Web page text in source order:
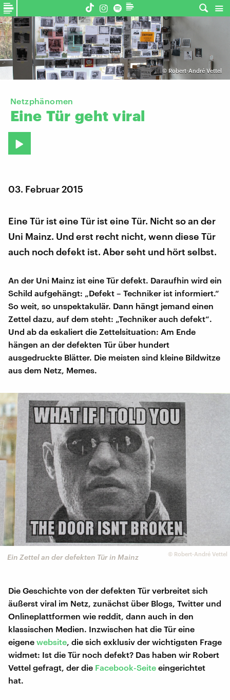
© Robert-André Vettel
Netzphänomen
Eine Tür geht viral
03. Februar 2015
Eine Tür ist eine Tür ist eine Tür. Nicht so an der
Uni Mainz. Und erst recht nicht, wenn diese Tür
auch noch defekt ist. Aber seht und hört selbst.
An der Uni Mainz ist eine Tür defekt. Daraufhin wird ein
Schild aufgehängt: „Defekt – Techniker ist informiert.“
So weit, so unspektakulär. Dann hängt jemand einen
Zettel dazu, auf dem steht: „Techniker auch defekt“.
Und ab da eskaliert die Zettelsituation: Am Ende
hängen an der defekten Tür über hundert
ausgedruckte Blätter. Die meisten sind kleine Bildwitze
aus dem Netz, Memes.
© Robert-André Vettel
Ein Zettel an der defekten Tür in Mainz
Die Geschichte von der defekten Tür verbreitet sich
äußerst viral im Netz, zunächst über Blogs, Twitter und
Onlineplattformen wie reddit, dann auch in den
klassischen Medien. Inzwischen hat die Tür eine
eigene website, die sich exklusiv der wichtigsten Frage
widmet: Ist die Tür noch defekt? Das haben wir Robert
Vettel gefragt, der die Facebook-Seite eingerichtet
hat.